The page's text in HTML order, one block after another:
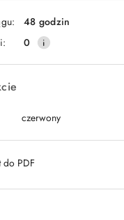
Wyślij
48 godzin
0
czerwony
do PDF